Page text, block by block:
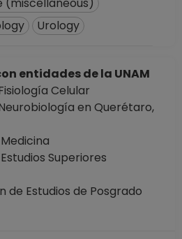
Urology
entidades de la UNAM
Celular
en Querétaro,
Superiores
de Estudios de Posgrado